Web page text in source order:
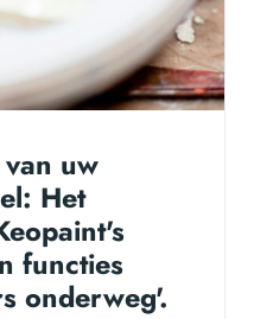
uw
Het
functies
onderweg'.